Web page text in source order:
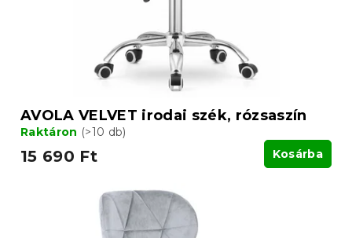
AVOLA VELVET irodai szék, rózsaszín
Raktáron (>10 db)
15 690 Ft Kosárba